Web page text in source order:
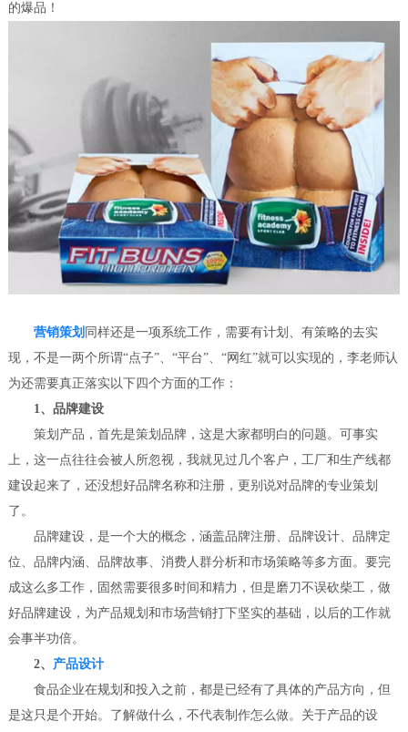
的爆品！
营销策划 同样还是一项系统工作，需要有计划、有策略的去实
现，不是一两个所谓“点子”、“平台”、“网红”就可以实现的，李老师认
为还需要真正落实以下四个方面的工作：
1、品牌建设
策划产品，首先是策划品牌，这是大家都明白的问题。可事实
上，这一点往往会被人所忽视，我就见过几个客户，工厂和生产线都
建设起来了，还没想好品牌名称和注册，更别说对品牌的专业策划
了。
品牌建设，是一个大的概念，涵盖品牌注册、品牌设计、品牌定
位、品牌内涵、品牌故事、消费人群分析和市场策略等多方面。要完
成这么多工作，固然需要很多时间和精力，但是磨刀不误砍柴工，做
好品牌建设，为产品规划和市场营销打下坚实的基础，以后的工作就
会事半功倍。
2、 产品设计
食品企业在规划和投入之前，都是已经有了具体的产品方向，但
是这只是个开始。了解做什么，不代表制作怎么做。关于产品的设